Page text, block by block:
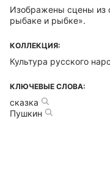
Изображены сцены из
рыбаке и рыбке».
КОЛЛЕКЦИЯ:
Культура русского
КЛЮЧЕВЫЕ СЛОВА:
сказка
Пушкин